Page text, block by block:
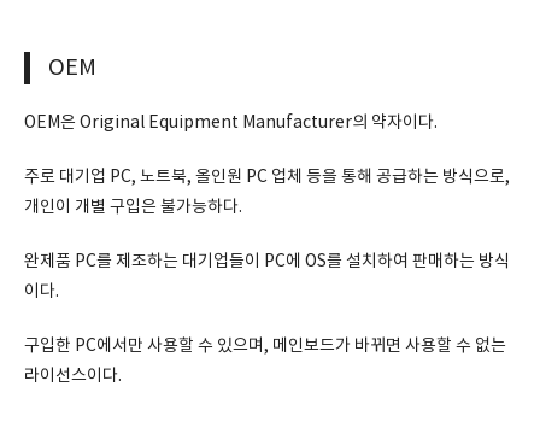
OEM
OEM은 Original Equipment Manufacturer의 약자이다.
주로 대기업 PC, 노트북, 올인원 PC 업체 등을 통해 공급하는 방식으로,
개인이 개별 구입은 불가능하다.
완제품 PC를 제조하는 대기업들이 PC에 OS를 설치하여 판매하는 방식
이다.
구입한 PC에서만 사용할 수 있으며, 메인보드가 바뀌면 사용할 수 없는
라이선스이다.